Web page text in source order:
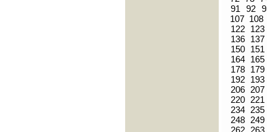
91
92
107 108
122
123
136
137
150
151
164
165
178
179
192
193
206 207
220
221
234
235
248
249
262
263